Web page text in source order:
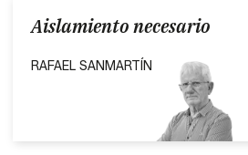
Aislamiento necesario
RAFAEL SANMARTÍN